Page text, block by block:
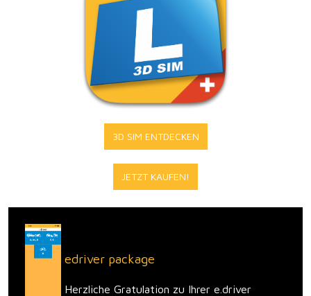
3D SIM ENTDECKEN
JETZT KAUFEN!
edriver package
Herzliche Gratulation zu Ihrer e.driver